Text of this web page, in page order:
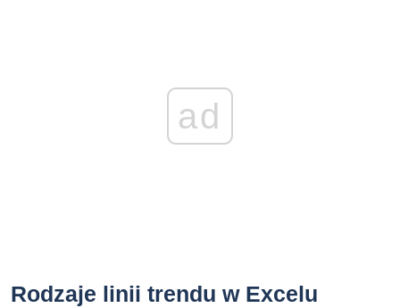
ad
Rodzaje linii trendu w Excelu